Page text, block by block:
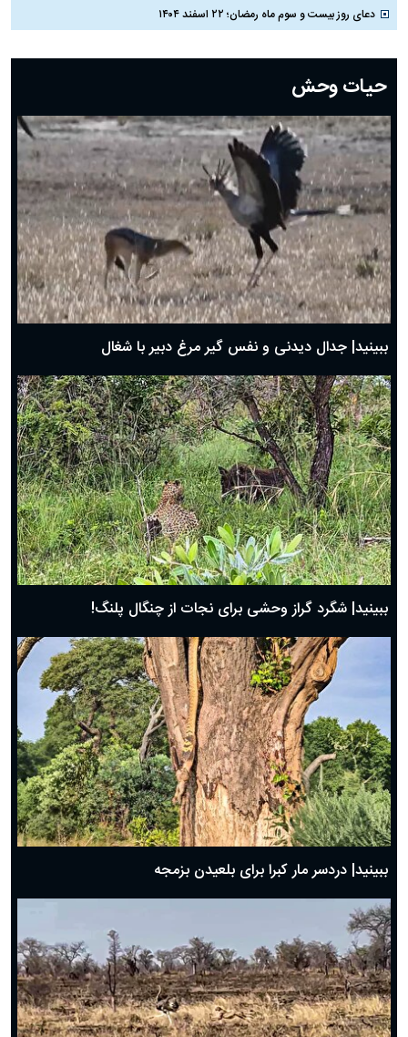
دعای روز بیست و سوم ماه رمضان؛ ۲۲ اسفند ۱۴۰۴
دعای روز بیستم ماه رمضان؛ ۱۹ اسفند ۱۴۰۴
دعای روز هشتم ماه مبارک رمضان؛ ۷ اسفند ماه ۱۴۰۴
دعای روز هفتم ماه رمضان؛ ۶ اسفند ۱۴۰۴
دعای روز ششم ماه رمضان؛ ۵ اسفند ۱۴۰۴
دعای روز پنجم ماه رمضان؛ ۴ اسفند ۱۴۰۴
دعای روز چهارم ماه مبارک رمضان؛ ۳ اسفند ۱۴۰۴
دعای روز سوم ماه مبارک رمضان؛ ۱۴ اسفند ۱۴۰۴
دعای روز دوم ماه مبارک رمضان ۱ اسفند ماه ۱۴۰۴
دعای روز اول ماه مبارک رمضان، ۳۰ بهمن ۱۴۰۴
حضرت زینب(س) چگونه از دنیا رفت؟
بهترین پیامک تبریک روز پدر ۱۴۰۴؛ جملات زیبا و صمیمانه
حیات وحش
ببینید| جدال دیدنی و نفس گیر مرغ دبیر با شغال
ببینید| شگرد گراز وحشی برای نجات از چنگال پلنگ!
ببینید| دردسر مار کبرا برای بلعیدن بزمجه